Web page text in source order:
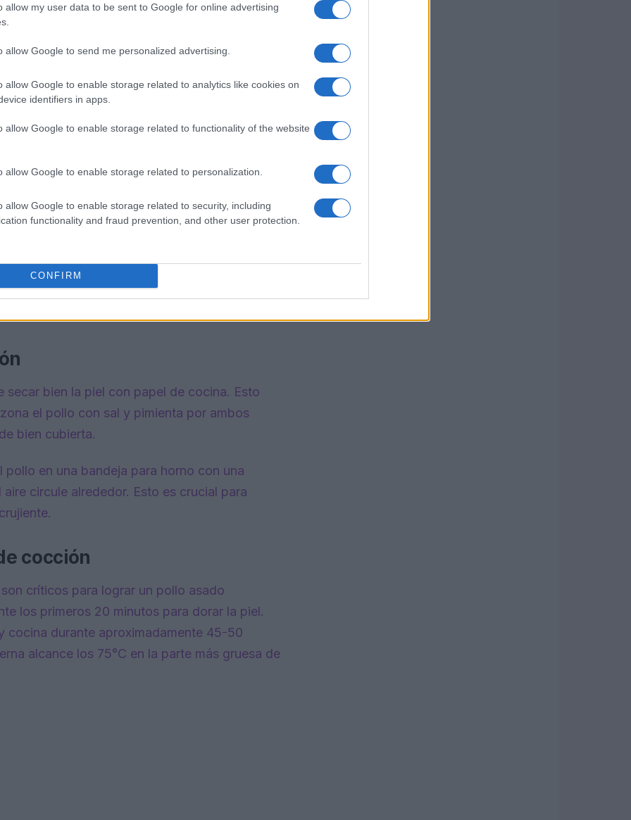
allow my user data to be sent to Google for online advertising
allow Google to send me personalized advertising.
allow Google to enable storage related to analytics like cookies on
identifiers in apps.
allow Google to enable storage related to functionality of the website
allow Google to enable storage related to personalization.
allow Google to enable storage related to security, including
functionality and fraud prevention, and other user protection.
CONFIRM
bolsa de plástico grande o en un recipiente
permitirá que los sabores se integren
bien la piel con papel de cocina. Esto
el pollo con sal y pimienta por ambos
bien cubierta.
en una bandeja para horno con una
circule alrededor. Esto es crucial para
cocción
críticos para lograr un pollo asado
los primeros 20 minutos para dorar la piel.
cocina durante aproximadamente 45-50
alcance los 75°C en la parte más gruesa de